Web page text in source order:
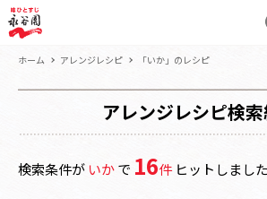
ホーム アレンジレシピ 「いか」のレシピ
アレンジレシピ検
検索条件が いかで 16件 ヒットしました